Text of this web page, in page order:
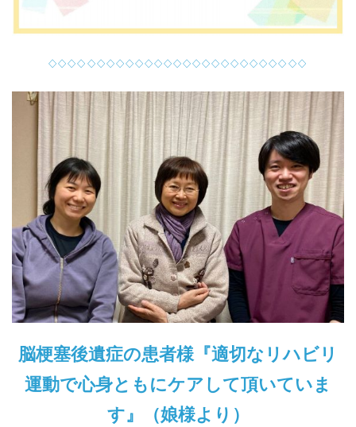
◇◇◇◇◇◇◇◇◇◇◇◇◇◇◇◇◇◇◇◇◇◇◇◇◇◇◇
脳梗塞後遺症の患者様『適切なリハビリ
運動で心身ともにケアして頂いていま
す』（娘様より）